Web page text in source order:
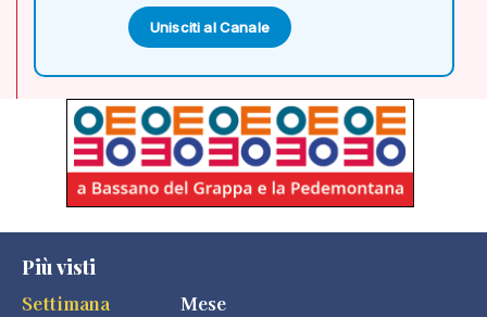
Unisciti al Canale
Più visti
Settimana
Mese